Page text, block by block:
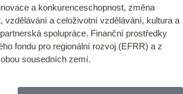
a konkurenceschopnost, změna
vzdělávání a celoživotní vzdělávání, kultura a
spolupráce. Finanční prostředky
fondu pro regionální rozvoj (EFRR) a z
sousedních zemí.